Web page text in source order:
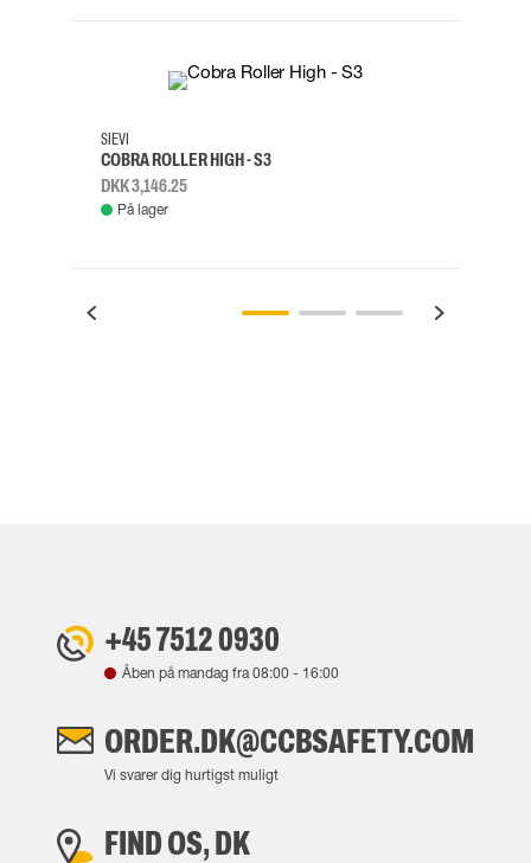
38
SIEVI
COBRA ROLLER HIGH - S3
DKK 3,146.25
På lager
+45 7512 0930
Åben på mandag fra08:00 - 16:00
ORDER.DK@CCBSAFETY.COM
Vi svarer dig hurtigst muligt
FIND OS, DK